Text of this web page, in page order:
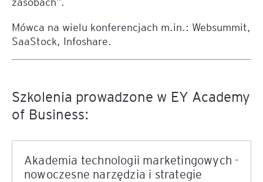
Mówca na wielu konferencjach m.in.: Websummit,
SaaStock, Infoshare.
Szkolenia prowadzone w EY Academy
of Business:
Akademia technologii marketingowych -
nowoczesne narzędzia i strategie